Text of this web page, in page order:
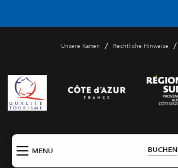
MENÜ BUCHEN
Unsere Karten / Rechtliche Hinweise /